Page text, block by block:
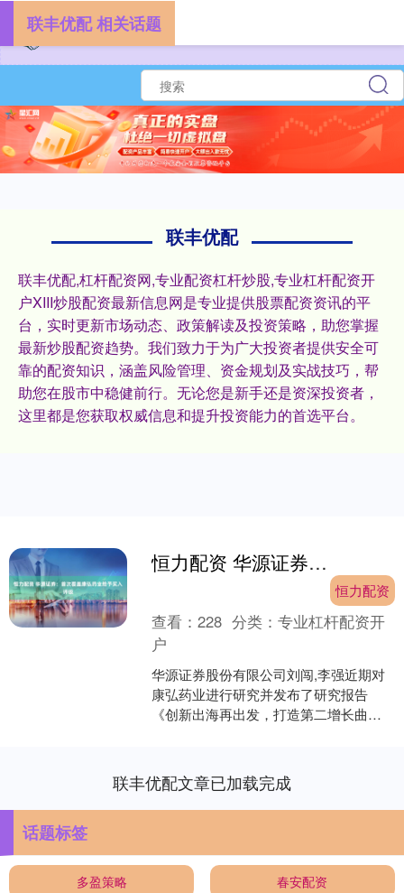
联丰优配
联丰优配,杠杆配资网,专业配资杠杆炒股,专业杠杆配资开
户XIII‌炒股配资最新信息网是专业提供股票配资资讯的平
台，实时更新市场动态、政策解读及投资策略，助您掌握
最新炒股配资趋势。我们致力于为广大投资者提供安全可
靠的配资知识，涵盖风险管理、资金规划及实战技巧，帮
助您在股市中稳健前行。无论您是新手还是资深投资者，
这里都是您获取权威信息和提升投资能力的首选平台。
联丰优配 相关话题
恒力配资 华源证券：首次覆盖康弘药业给予买入评级
恒力配资
查看：228 分类：专业杠杆配资开
户
华源证券股份有限公司刘闯,李强近期对
康弘药业进行研究并发布了研究报告
《创新出海再出发，打造第二增长曲
联丰优配文章已加载完成
话题标签
多盈策略 春安配资